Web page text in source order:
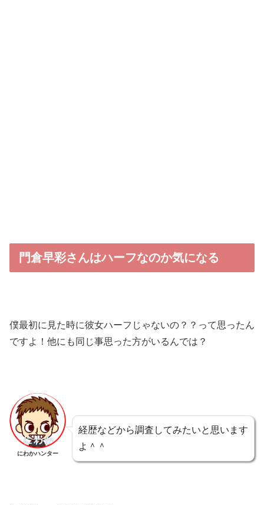
門倉早彩さんはハーフなのか気になる
僕最初に見た時に彼女ハーフじゃないの？？って思ったん
ですよ！他にも同じ事思った方がいるんでは？
にわかハンター
経歴などから調査してみたいと思います
よ＾＾